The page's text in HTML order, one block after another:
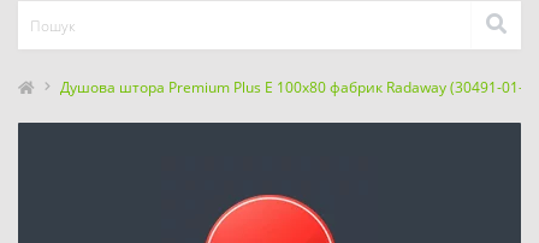
Душова штора Premium Plus Е 100x80 фабрик Radaway (30491-01-